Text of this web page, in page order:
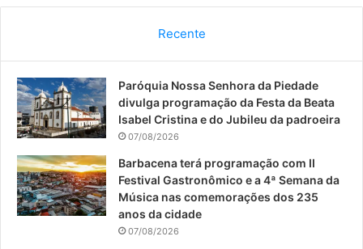
b
o
k
u
b
a
g
a
Recente
Paróquia Nossa Senhora da Piedade
divulga programação da Festa da Beata
Isabel Cristina e do Jubileu da padroeira
07/08/2026
Barbacena terá programação com II
Festival Gastronômico e a 4ª Semana da
Música nas comemorações dos 235
anos da cidade
07/08/2026